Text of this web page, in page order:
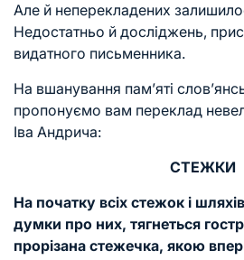
Але й неперекладених
Недостатньо й досліджень,
видатного письменника.
На вшанування пам’яті
пропонуємо вам переклад
Іва Андрича:
СТЕЖКИ
На початку всіх стежок і
думки про них, тягнеться
прорізана стежечка, якою